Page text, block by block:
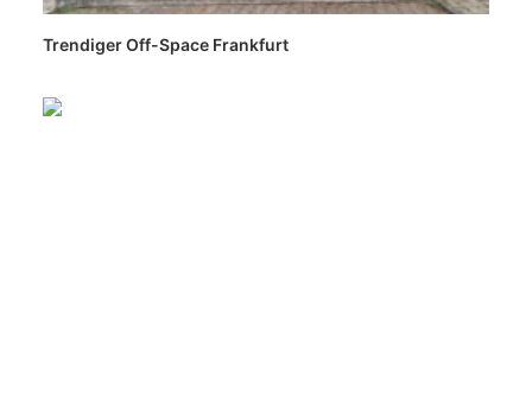
Trendiger Off-Space Frankfurt